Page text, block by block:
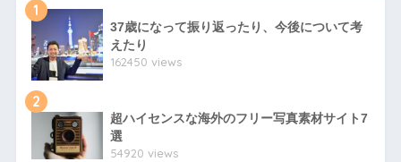
1
37歳になって振り返ったり、今後について考
えたり
162450 views
2
超ハイセンスな海外のフリー写真素材サイト7
選
54920 views